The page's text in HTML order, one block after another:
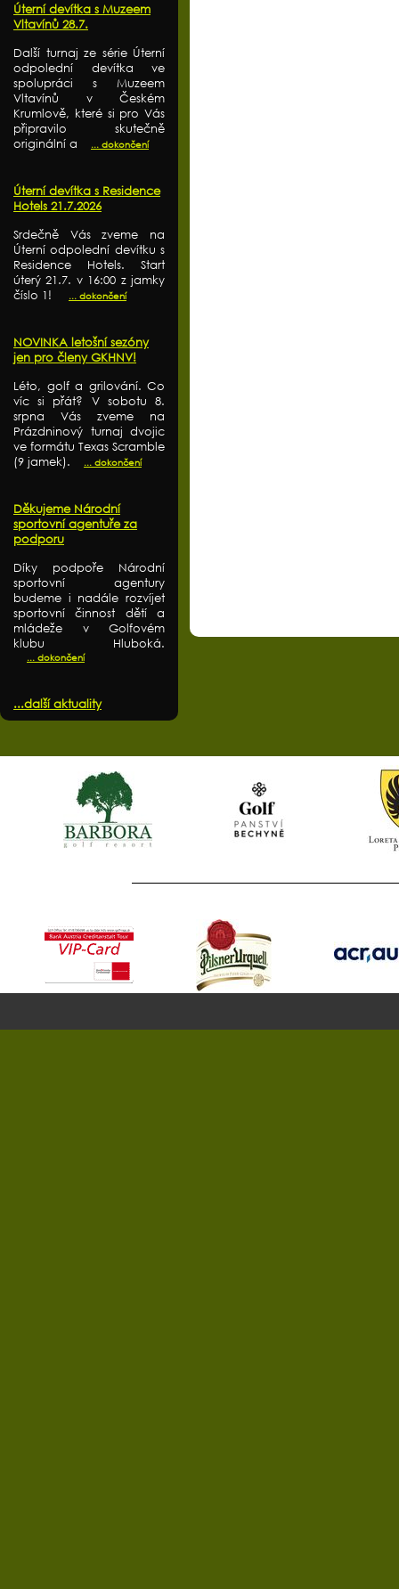
Úterní devítka s Muzeem
Vltavínů 28.7.
Další turnaj ze série Úterní
odpolední devítka ve
spolupráci s Muzeem
Vltavínů v Českém
Krumlově, které si pro Vás
připravilo skutečně
originální a
... dokončení
Úterní devítka s Residence
Hotels 21.7.2026
Srdečně Vás zveme na
Úterní odpolední devítku s
Residence Hotels. Start
úterý 21.7. v 16:00 z jamky
číslo 1!
... dokončení
NOVINKA letošní sezóny
jen pro členy GKHNV!
Léto, golf a grilování. Co
víc si přát? V sobotu 8.
srpna Vás zveme na
Prázdninový turnaj dvojic
ve formátu Texas Scramble
(9 jamek).
... dokončení
Děkujeme Národní
sportovní agentuře za
podporu
Díky podpoře Národní
sportovní agentury
budeme i nadále rozvíjet
sportovní činnost dětí a
mládeže v Golfovém
klubu Hluboká.
... dokončení
...další aktuality